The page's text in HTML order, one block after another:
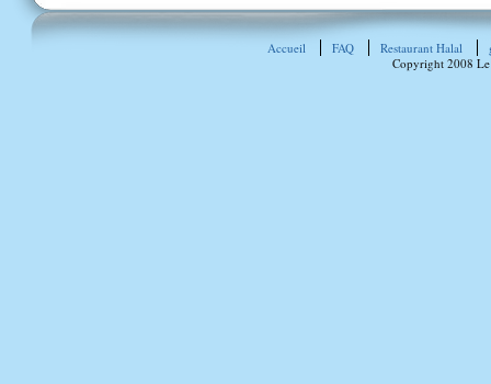
Accueil FAQ Restaurant Halal
Copyright 2008